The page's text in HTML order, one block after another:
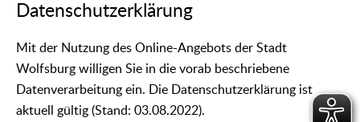
Datenschutzerklärung
Mit der Nutzung des Online-Angebots der Stadt
Wolfsburg willigen Sie in die vorab beschriebene
Datenverarbeitung ein. Die Datenschutzerklärung ist
aktuell gültig (Stand: 03.08.2022).